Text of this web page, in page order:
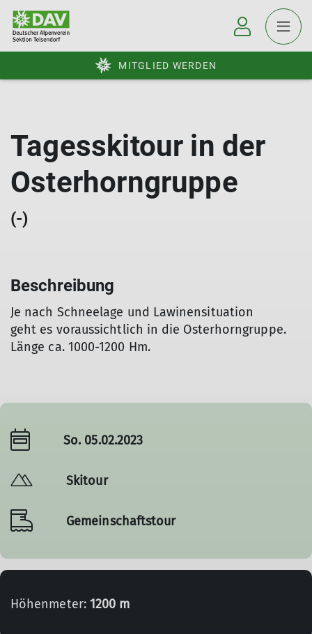
MITGLIED WERDEN
Tagesskitour in der
Osterhorngruppe
(-)
Beschreibung
Je nach Schneelage und Lawinensituation
geht es voraussichtlich in die Osterhorngruppe.
Länge ca. 1000-1200 Hm.
So. 05.02.2023
Skitour
Gemeinschaftstour
Höhenmeter: 1200 m